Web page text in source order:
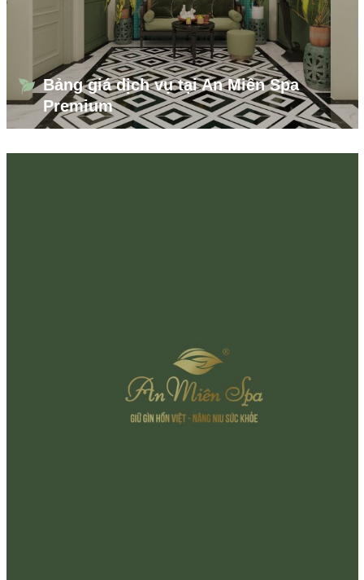
Bảng giá dịch vụ tại An Miên Spa
Premium